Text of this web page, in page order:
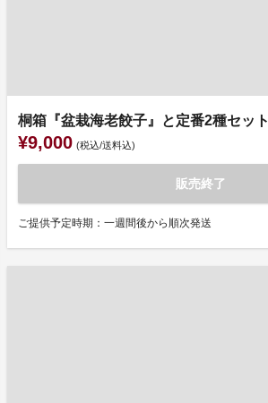
桐箱『盆栽海老餃子』と定番2種セット
¥9,000 (税込/送料込)
販売終了
ご提供予定時期：一週間後から順次発送